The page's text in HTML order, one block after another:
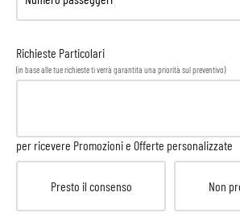
Richieste Particolari
(in base alle tue richieste ti verrà garantita una priorità sul preventivo)
per ricevere Promozioni e Offerte personalizzate
Presto il consenso Non